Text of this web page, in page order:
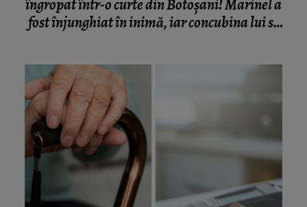
îngropat într-o curte din Botoșani! Marinel a
fost înjunghiat în inimă, iar concubina lui se